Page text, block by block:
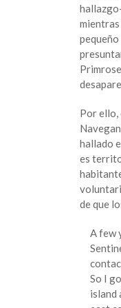
Por ello,
hallado
es
de que
A few
So I
island